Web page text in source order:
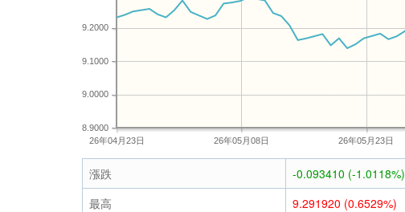
26年04月23日 26年05月08日 26年05月23日
8.9000
9.0000
9.1000
9.2000
漲跌
-0.093410 (-1.0118%)
最高
9.291920 (0.6529%)